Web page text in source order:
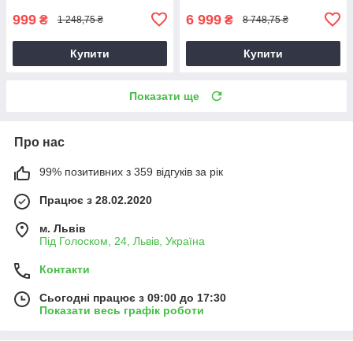
999 ₴ 1 248,75 ₴
Купити
6 999 ₴ 8 748,75 ₴
Купити
Показати ще
Про нас
99% позитивних з 359 відгуків за рік
Працює з 28.02.2020
м. Львів
Під Голоском, 24, Львів, Україна
Контакти
Сьогодні працює з 09:00 до 17:30
Показати весь графік роботи